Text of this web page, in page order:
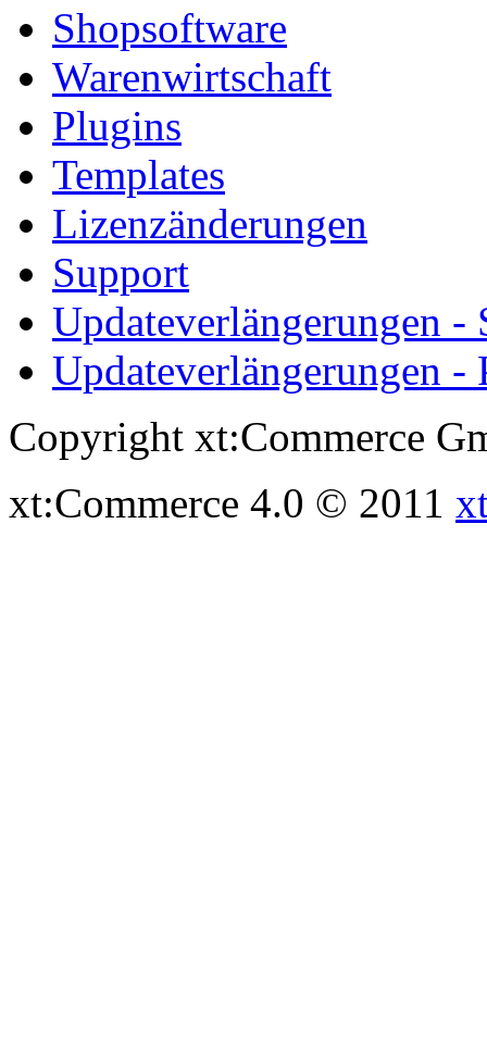
Shopsoftware
Warenwirtschaft
Plugins
Templates
Lizenzänderungen
Support
Updateverlängerungen -
Updateverlängerungen -
Copyright xt:Commerce
xt:Commerce 4.0 © 2011